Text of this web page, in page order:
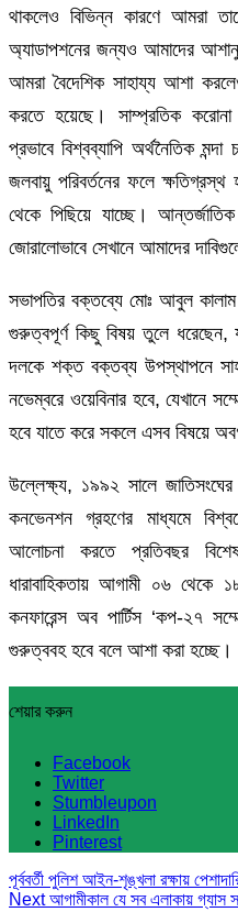
থাকলেও বিভিন্ন কারণে আমরা
অ্যাডাপশনের জন্যও আমাদের
আমরা বৈদেশিক সাহায্য আশা
করতে হয়েছে। সাম্প্রতিক করোনা
প্রভাবে বিশ্বব্যাপি অর্থনৈতিক
জলবায়ু পরিবর্তনের ফলে ক্ষতিগ্রস্থ
থেকে পিছিয়ে যাচ্ছে।
জোরালোভাবে সেখানে আমাদের
সভাপতির বক্তব্যে মোঃ আবুল
গুরুত্বপূর্ণ কিছু বিষয় তুলে ধরেছেন,
দলকে শক্ত বক্তব্য উপস্থাপনে
নভেম্বরে ওয়েবিনার হবে, যেখানে
হবে যাতে করে সকলে এসব বিষয়ে
উল্লেক্ষ্য, ১৯৯২ সালে জাতিসংঘের
কনভেনশন গ্রহণের মাধ্যমে
আলোচনা করতে প্রতিবছর
ধারাবাহিকতায় আগামী ০৬ থেকে
কনফারেন্স অব পার্টিস ‘কপ-২৭
গুরুত্ববহ হবে বলে আশা করা হচ্ছে।
শেয়ার করুন
Facebook
Twitter
Stumbleupon
LinkedIn
Pinterest
পূর্ববর্তী পুলিশ আইন-শৃঙ্খলা রক্ষায়
Nextআগামীকাল যে সব এলাকায় গ্যাস